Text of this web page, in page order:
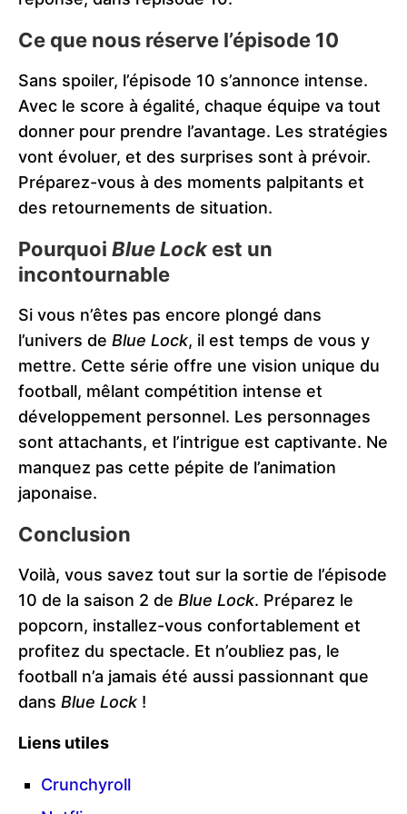
Ce que nous réserve l’épisode 10
Sans spoiler, l’épisode 10 s’annonce intense.
Avec le score à égalité, chaque équipe va tout
donner pour prendre l’avantage. Les stratégies
vont évoluer, et des surprises sont à prévoir.
Préparez-vous à des moments palpitants et
des retournements de situation.
Pourquoi Blue Lockest un
incontournable
Si vous n’êtes pas encore plongé dans
l’univers de Blue Lock, il est temps de vous y
mettre. Cette série offre une vision unique du
football, mêlant compétition intense et
développement personnel. Les personnages
sont attachants, et l’intrigue est captivante. Ne
manquez pas cette pépite de l’animation
japonaise.
Conclusion
Voilà, vous savez tout sur la sortie de l’épisode
10 de la saison 2 de Blue Lock. Préparez le
popcorn, installez-vous confortablement et
profitez du spectacle. Et n’oubliez pas, le
football n’a jamais été aussi passionnant que
dans Blue Lock !
Liens utiles
Crunchyroll